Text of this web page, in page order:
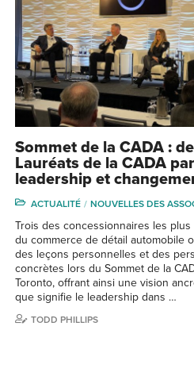
Sommet de la CADA :
Lauréats de la CADA
leadership et
ACTUALITÉ NOUVELLES DES
Trois des concessionnaires les
du commerce de détail automobile
des leçons personnelles et des
concrètes lors du Sommet de la
Toronto, offrant ainsi une vision
que signifie le leadership dans …
TODD PHILLIPS